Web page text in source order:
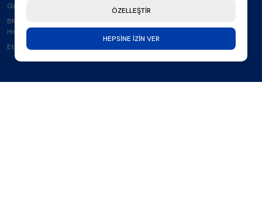
ÖZELLEŞTİR
HEPSİNE İZİN VER
Genç Yetenek Programları
BM Sürdürülebilir Kalkınma
Hedefleri
Etik İlkeler